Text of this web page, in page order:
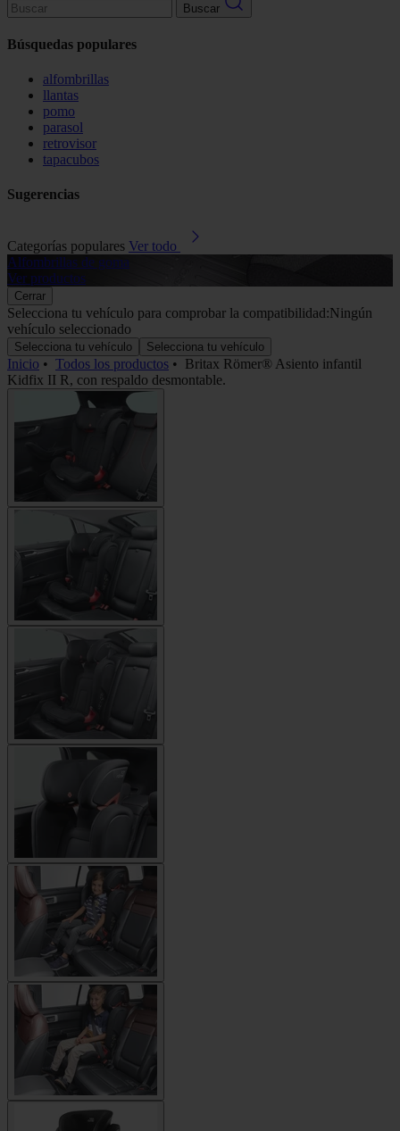
Buscar
Búsquedas populares
alfombrillas
llantas
pomo
parasol
retrovisor
tapacubos
Sugerencias
Categorías populares Ver todo
Alfombrillas de goma
Ver productos
Cerrar
Selecciona tu vehículo para comprobar la compatibilidad:Ningún
vehículo seleccionado
Selecciona tu vehículo Selecciona tu vehículo
Inicio • Todos los productos • Britax Römer® Asiento infantil
Kidfix II R, con respaldo desmontable.